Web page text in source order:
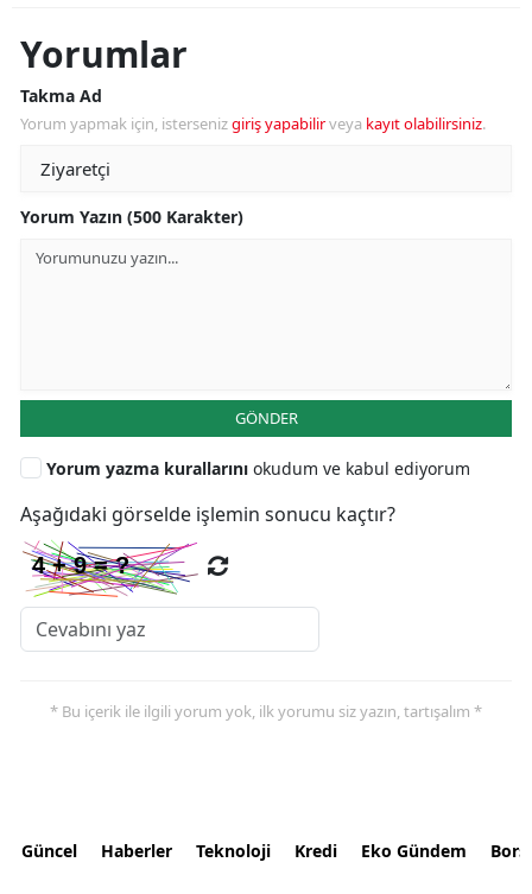
Yorumlar
Takma Ad
Yorum yapmak için, istersenizgiriş yapabilirveya kayıt olabilirsiniz.
Yorum Yazın (500 Karakter)
GÖNDER
Yorum yazma kurallarını okudum ve kabul ediyorum
Aşağıdaki görselde işlemin sonucu kaçtır?
* Bu içerik ile ilgili yorum yok, ilk yorumu siz yazın, tartışalım *
Güncel Haberler Teknoloji Kredi Eko Gündem